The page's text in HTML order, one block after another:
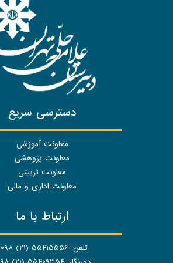
دسترسی سریع
معاونت آموزشی
معاونت پژوهشی
معاونت تربیتی
معاونت اداری و مالی
ارتباط با ما
تلفن: ۵۵۴۱۵۵۵۶ (۲۱) ۰۰۹۸